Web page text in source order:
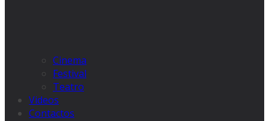
Cinema
Festival
Teatro
Videos
Contactos